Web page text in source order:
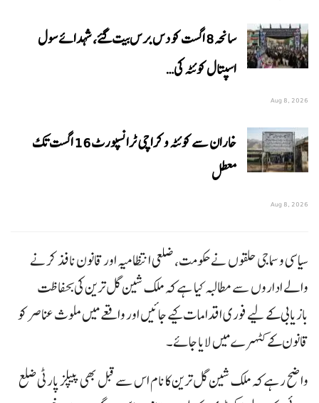
سانحہ 8 اگست کو دس برس بیت گئے، شہدائے سول
اسپتال کوئٹہ کی…
Aug 8, 2026
خاران سے کوئٹہ و کراچی ٹرانسپورٹ 16 اگست تک
معطل
Aug 8, 2026
سیاسی و سماجی حلقوں نے حکومت، ضلعی انتظامیہ اور قانون نافذ کرنے
والے اداروں سے مطالبہ کیا ہے کہ ملک شین گل ترین کی بحفاظت
بازیابی کے لیے فوری اقدامات کیے جائیں اور واقعے میں ملوث عناصر کو
قانون کے کٹہرے میں لایا جائے۔
واضح رہے کہ ملک شین گل ترین کا نام اس سے قبل بھی پیپلز پارٹی ضلع